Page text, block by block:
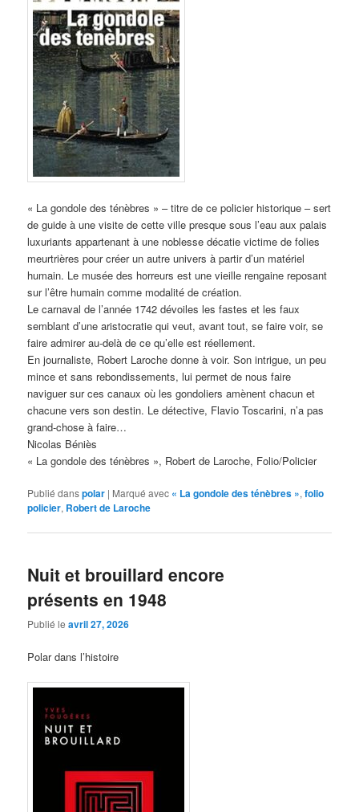
« La gondole des ténèbres » – titre de ce policier historique – sert
de guide à une visite de cette ville presque sous l’eau aux palais
luxuriants appartenant à une noblesse décatie victime de folies
meurtrières pour créer un autre univers à partir d’un matériel
humain. Le musée des horreurs est une vieille rengaine reposant
sur l’être humain comme modalité de création.
Le carnaval de l’année 1742 dévoiles les fastes et les faux
semblant d’une aristocratie qui veut, avant tout, se faire voir, se
faire admirer au-delà de ce qu’elle est réellement.
En journaliste, Robert Laroche donne à voir. Son intrigue, un peu
mince et sans rebondissements, lui permet de nous faire
naviguer sur ces canaux où les gondoliers amènent chacun et
chacune vers son destin. Le détective, Flavio Toscarini, n’a pas
grand-chose à faire…
Nicolas Béniès
« La gondole des ténèbres », Robert de Laroche, Folio/Policier
Publié danspolar | Marqué avec « La gondole des ténèbres »,folio
policier, Robert de Laroche
Nuit et brouillard encore
présents en 1948
Publié leavril 27, 2026
Polar dans l’histoire